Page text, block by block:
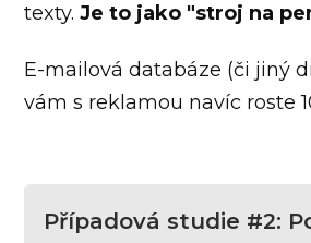
texty.Je to jako "stroj na
E-mailová databáze (či jiný
vám s reklamou navíc roste
Případová studie #2: